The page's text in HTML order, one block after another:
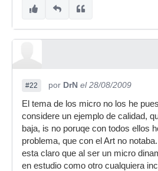
dinero para el salto de verdad.
#22 por DrN el 28/08/2009
El tema de los micro no los he
considere un ejemplo de calidad,
baja, is no poruqe con todos ellos
problema, que con el Art no
esta claro que al ser un micro
en estudio como otro cualquiera